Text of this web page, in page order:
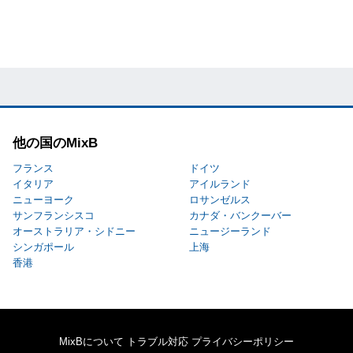
他の国のMixB
フランス
ドイツ
イタリア
アイルランド
ニューヨーク
ロサンゼルス
サンフランシスコ
カナダ・バンクーバー
オーストラリア・シドニー
ニュージーランド
シンガポール
上海
香港
MixBについて トラブル対応 プライバシーポリシー